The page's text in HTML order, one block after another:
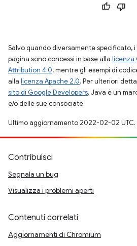
Salvo quando diversamente specificato,
pagina sono concessi in base alla licenza
Attribution 4.0, mentre gli esempi di
alla licenza Apache 2.0. Per ulteriori
sito di Google Developers. Java è un
e/o delle sue consociate.
Ultimo aggiornamento 2022-02-02 UTC.
Contribuisci
Segnala un bug
Visualizza i problemi aperti
Contenuti correlati
Aggiornamenti di Chromium